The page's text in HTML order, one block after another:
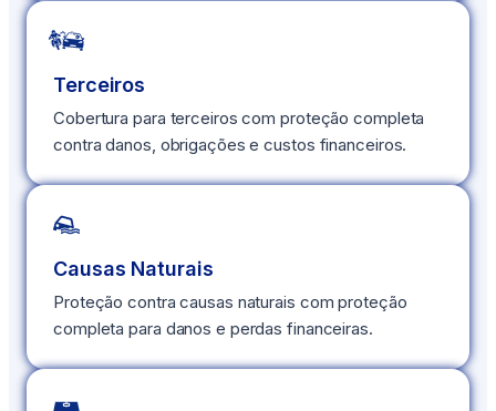
Terceiros
Cobertura para terceiros com proteção completa
contra danos, obrigações e custos financeiros.
Causas Naturais
Proteção contra causas naturais com proteção
completa para danos e perdas financeiras.